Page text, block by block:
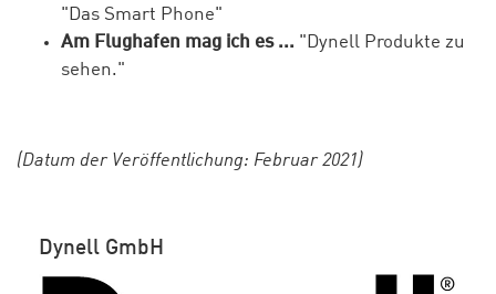
"Das Smart Phone"
Am Flughafen mag ich es ... "Dynell Produkte zu
sehen."
(Datum der Veröffentlichung: Februar 2021)
Dynell GmbH